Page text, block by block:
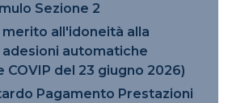
Sezione 2
all'idoneità alla
automatiche
COVIP del 23 giugno 2026)
Pagamento Prestazioni